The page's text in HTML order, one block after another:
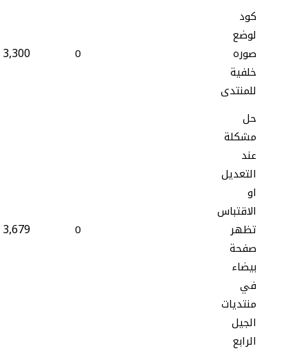
كود
لوضع
صوره
خلفية
للمنتدى
0
3,300
حل
مشكلة
عند
التعديل
او
الاقتباس
تظهر
صفحة
بيضاء
في
منتديات
الجيل
الرابع
0
3,679